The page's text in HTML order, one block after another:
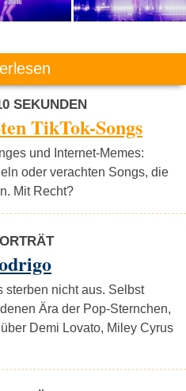
SEKUNDEN
TikTok-Songs
und Internet-Memes:
oder verachten Songs, die
Mit Recht?
sterben nicht aus. Selbst
Ära der Pop-Sternchen,
Demi Lovato, Miley Cyrus